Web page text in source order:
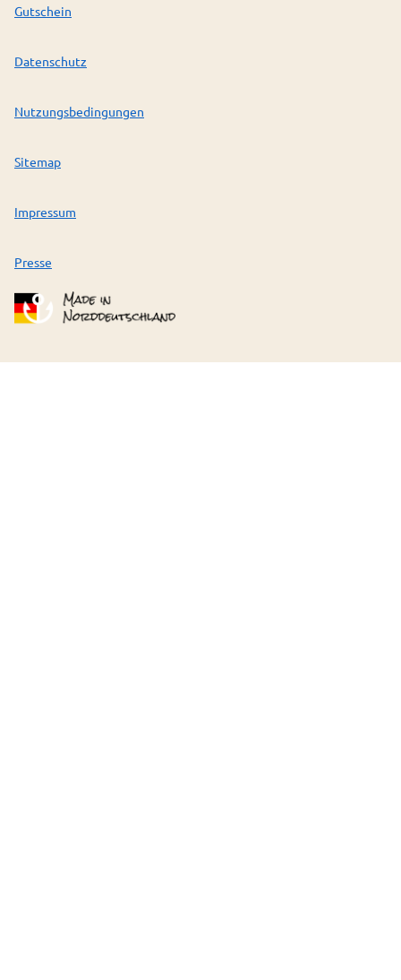
Gutschein
Datenschutz
Nutzungsbedingungen
Sitemap
Impressum
Presse